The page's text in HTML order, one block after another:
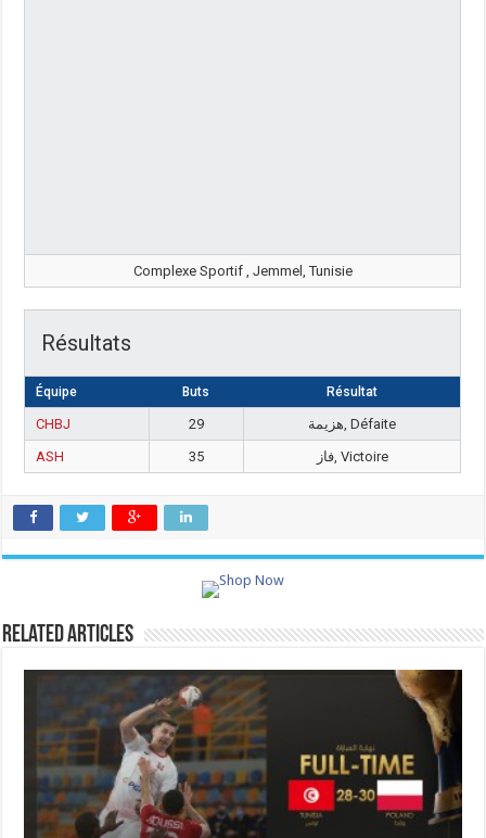
Complexe Sportif , Jemmel, Tunisie
Résultats
Équipe Buts Résultat
CHBJ 29
هزيمة, Défaite
ASH
35 فاز, Victoire
Related Articles